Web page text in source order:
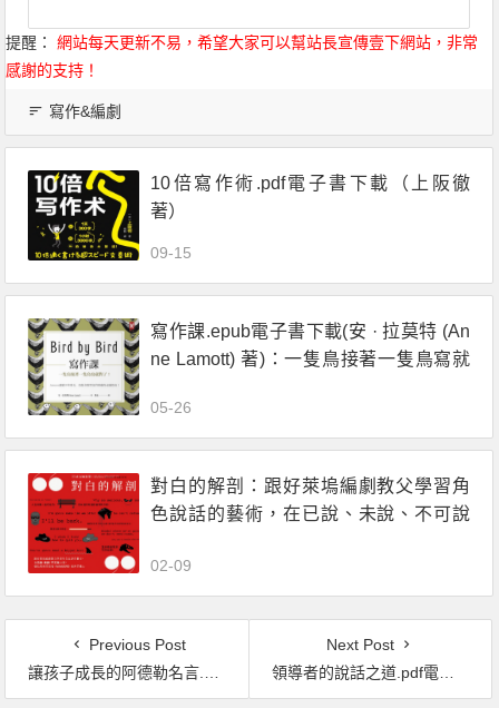
提醒：
網站每天更新不易，希望大家可以幫站長宣傳壹下網站，非常
感謝的支持！
寫作&編劇
10倍寫作術.pdf電子書下載（上阪徹
著）
09-15
寫作課.epub電子書下載(安 · 拉莫特 (An
ne Lamott) 著)：一隻鳥接著一隻鳥寫就
05-26
對白的解剖：跟好萊塢編劇教父學習角
色說話的藝術，在已說、未說、不可說
風格的魅力.pdf電子書下載（羅伯特 · 麥
基）
02-09
Previous Post
讓孩子成長的阿德勒名言.pdf電子書下載（岸見一郎 著）
Next Post
領導者的說話之道.pdf電子書下載（凱文．莫瑞（Kevin Murray）著）：全球百大CEO打造「領袖語言」的12堂溝通課